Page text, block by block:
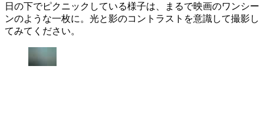
日の下でピクニックしている様子は、まるで映画のワンシー
ンのような一枚に。光と影のコントラストを意識して撮影し
てみてください。